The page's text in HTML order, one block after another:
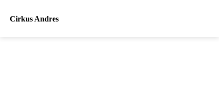
Cirkus Andres